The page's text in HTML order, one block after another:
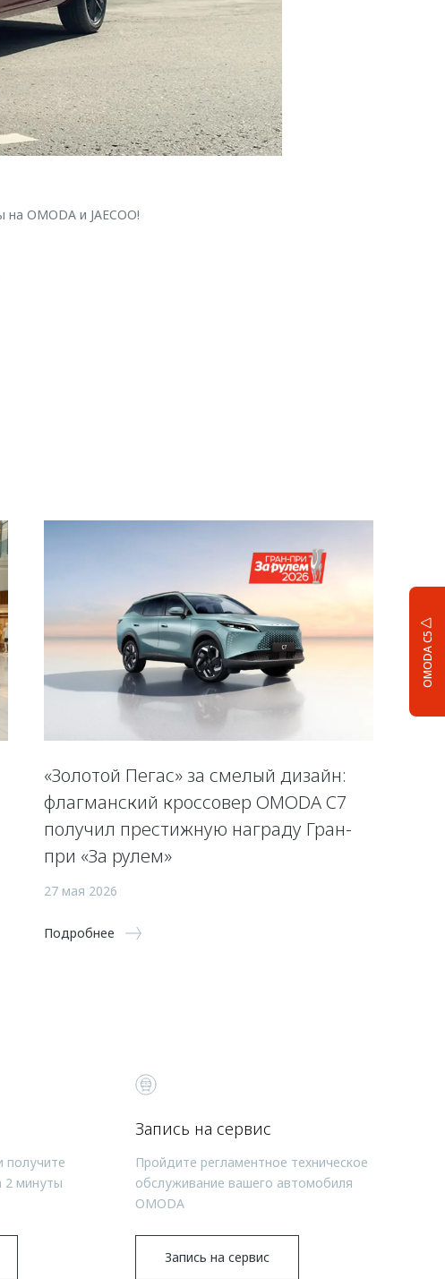
OMODA C5
OMODA и JAECOO!
«Золотой Пегас» за смелый дизайн:
флагманский кроссовер OMODA C7
получил престижную награду Гран-
при «За рулем»
27 мая 2026
Подробнее
получите
2 минуты
Запись на сервис
Пройдите регламентное техническое
обслуживание вашего автомобиля
OMODA
Запись на сервис